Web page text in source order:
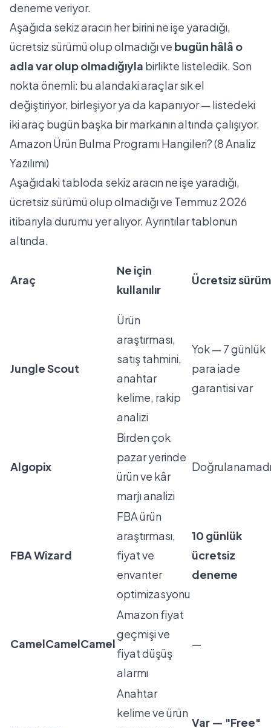
deneme veriyor.
Aşağıda sekiz aracın her birini ne işe yaradığı,
ücretsiz sürümü olup olmadığı ve bugün hâlâ o
adla var olup olmadığıyla birlikte listeledik. Son
nokta önemli: bu alandaki araçlar sık el
değiştiriyor, birleşiyor ya da kapanıyor — listedeki
iki araç bugün başka bir markanın altında çalışıyor.
Amazon Ürün Bulma Programı Hangileri? (8 Analiz
Yazılımı)
Aşağıdaki tabloda sekiz aracın ne işe yaradığı,
ücretsiz sürümü olup olmadığı ve Temmuz 2026
itibarıyla durumu yer alıyor. Ayrıntılar tablonun
altında.
Araç
Ne için
kullanılır
Ücretsiz sürüm
Jungle Scout
Ürün
araştırması,
satış tahmini,
anahtar
kelime, rakip
analizi
Yok — 7 günlük
para iade
garantisi var
Algopix
Birden çok
pazar yerinde
ürün ve kâr
marjı analizi
Doğrulanamadı
FBA Wizard
FBA ürün
araştırması,
fiyat ve
envanter
optimizasyonu
10 günlük
ücretsiz
deneme
CamelCamelCamel
Amazon fiyat
geçmişi ve
fiyat düşüş
alarmı
—
Anahtar
kelime ve ürün
Var — "Free"